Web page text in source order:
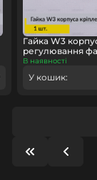
Гайка W3
регулювання
В наявності
У кошик: